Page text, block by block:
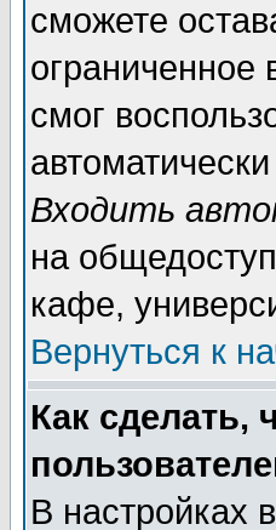
сможете
ограниченное
смог
Входить
на
кафе,
Вернуться к
Как сделать,
В настройках